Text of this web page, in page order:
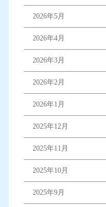
2026年5月
2026年4月
2026年3月
2026年2月
2026年1月
2025年12月
2025年11月
2025年10月
2025年9月